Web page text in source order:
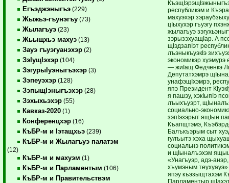
Егъэджэныгъэ (229)
Жыжьэ-гъунэгъу (73)
Жылагъуэ (23)
Жьыщхьэ махуэ (13)
Зауэ гъуэгуанэхэр (2)
ЗэIущIэхэр (104)
ЗэгурыIуэныгъэхэр (3)
Зэпеуэхэр (128)
ЗэпыщIэныгъэхэр (28)
Зэхыхьэхэр (55)
Кавказ-2020 (1)
Конференцхэр (16)
КъБР-м и Iэтащхьэ (239)
КъБР-м и Жылагъуэ палатэм
(12)
КъБР-м и махуэм (1)
КъБР-м и Парламентым (106)
КъБР-м и Правительствэм
республикэм и
махуэхэр
цIыхухэр гъуэгу
жылагъуэ
зэрызэхуащIар. А
щIэдзапIэт
лъэныкъуэкIэ
экономикэр хуэмурэ
— жиIащ Федченкэ
Депутатхэмрэ
унафэщIхэмрэ,
япэ Президент
я пашэу, хэкIыпIэ
лъыхъуэрт,
социально-
зэпIэзэрыт ящIын
Къапщтэмэ,
Балъкъэрым сыт
гулъытэ хэха
социальнэ
и щIыналъэхэм
«Унагъуэр, адэ-
хъумэным
япэу къэзыщтахэм
Парламентыр